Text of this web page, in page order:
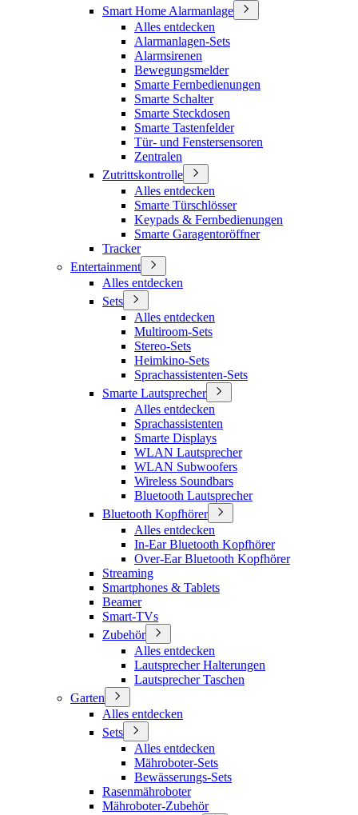
Smart Home Alarmanlage
Alles entdecken
Alarmanlagen-Sets
Alarmsirenen
Bewegungsmelder
Smarte Fernbedienungen
Smarte Schalter
Smarte Steckdosen
Smarte Tastenfelder
Tür- und Fenstersensoren
Zentralen
Zutrittskontrolle
Alles entdecken
Smarte Türschlösser
Keypads & Fernbedienungen
Smarte Garagentoröffner
Tracker
Entertainment
Alles entdecken
Sets
Alles entdecken
Multiroom-Sets
Stereo-Sets
Heimkino-Sets
Sprachassistenten-Sets
Smarte Lautsprecher
Alles entdecken
Sprachassistenten
Smarte Displays
WLAN Lautsprecher
WLAN Subwoofers
Wireless Soundbars
Bluetooth Lautsprecher
Bluetooth Kopfhörer
Alles entdecken
In-Ear Bluetooth Kopfhörer
Over-Ear Bluetooth Kopfhörer
Streaming
Smartphones & Tablets
Beamer
Smart-TVs
Zubehör
Alles entdecken
Lautsprecher Halterungen
Lautsprecher Taschen
Garten
Alles entdecken
Sets
Alles entdecken
Mähroboter-Sets
Bewässerungs-Sets
Rasenmähroboter
Mähroboter-Zubehör